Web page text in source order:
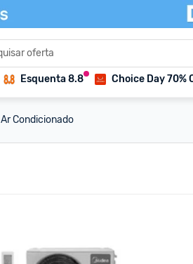
Esquenta 8.8 Choice Day 70%
Ar Condicionado